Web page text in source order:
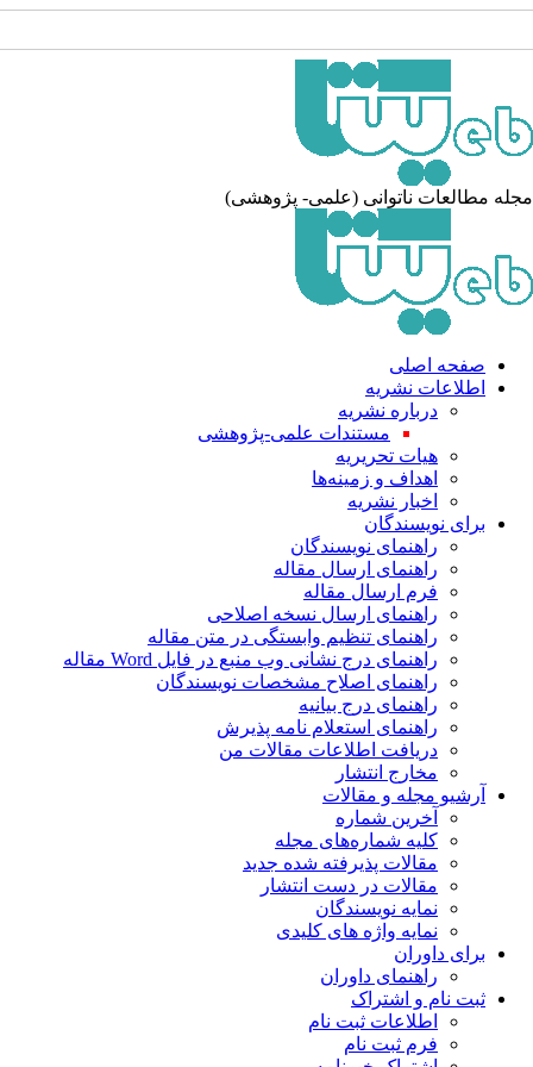
مطالعات ناتوانی (علمی- پژوهشی)
صفحه اصلی
اطلاعات نشریه
درباره نشریه
مستندات علمی-پژوهشی
هیات تحریریه
اهداف و زمینه‌ها
اخبار نشریه
برای نویسندگان
راهنمای نویسندگان
راهنمای ارسال مقاله
فرم ارسال مقاله
راهنمای ارسال نسخه اصلاحی
راهنمای تنظیم وابستگی در متن مقاله
راهنمای درج نشانی وب منبع در فایل Word مقاله
راهنمای اصلاح مشخصات نویسندگان
راهنمای درج بیانیه
راهنمای استعلام نامه پذیرش
دریافت اطلاعات مقالات من
مخارج انتشار
آرشیو مجله و مقالات
آخرین شماره
کلیه شماره‌های مجله
مقالات پذیرفته شده جدید
مقالات در دست انتشار
نمایه نویسندگان
نمایه واژه های کلیدی
برای داوران
راهنمای داوران
ثبت نام و اشتراک
اطلاعات ثبت نام
فرم ثبت نام